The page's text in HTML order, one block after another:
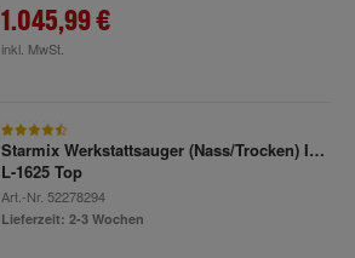
1.045,99 €
inkl. MwSt.
Starmix Werkstattsauger (Nass/Trocken) ISC
L-1625 Top
Art.-Nr. 52278294
Lieferzeit: 2-3 Wochen